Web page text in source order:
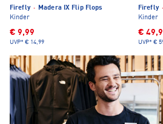
Firefly ·
Madera IX Flip Flops
Kinder
€ 9,99
UVP* € 14,99
Firefly ·
Kinder
€
UVP* €